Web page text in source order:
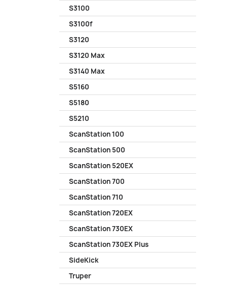
S3100
S3100f
S3120
S3120 Max
S3140 Max
S5160
S5180
S5210
ScanStation 100
ScanStation 500
ScanStation 520EX
ScanStation 700
ScanStation 710
ScanStation 720EX
ScanStation 730EX
ScanStation 730EX Plus
SideKick
Truper